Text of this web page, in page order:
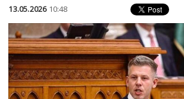
13.05.2026 10:48